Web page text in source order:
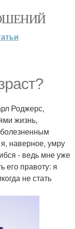
Роджерс,
жизнь,
наверное, умру
- ведь мне уже
его правоту: я
не стать